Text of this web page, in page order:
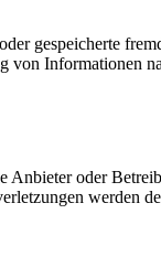
gespeicherte
von Informationen
Anbieter oder
werden